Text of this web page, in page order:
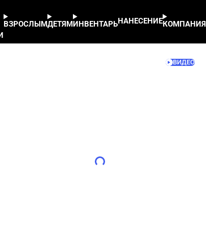
ВЗРОСЛЫМДЕТЯМИНВЕНТАРЬНАНЕСЕНИЕКОМПАНИЯ
KFN5051001-400